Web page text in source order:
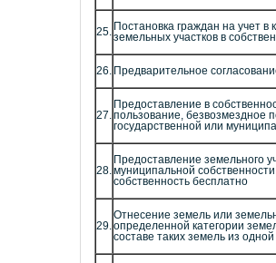
25. Постановка граждан на учет
земельных участков в
26. Предварительное
27.
Предоставление в
пользование, безвозмездное
государственной или
28.
Предоставление земельного
муниципальной
собственность бесплатно
29.
Отнесение земель или
определенной категории
составе таких земель из